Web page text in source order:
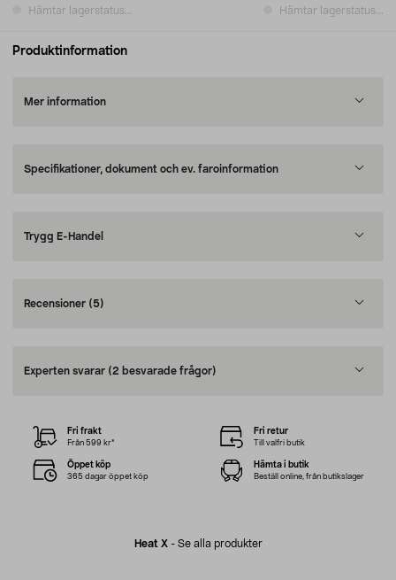
Hämtar lagerstatus... Hämtar lagerstatus...
Produktinformation
Mer information
Specifikationer, dokument och ev. faroinformation
Trygg E-Handel
Recensioner (5)
Experten svarar (2 besvarade frågor)
Heat X- Se alla produkter
Fri frakt
Från 599 kr*
Fri retur
Till valfri butik
Öppet köp
365 dagar öppet köp
Hämta i butik
Beställ online, från butikslager